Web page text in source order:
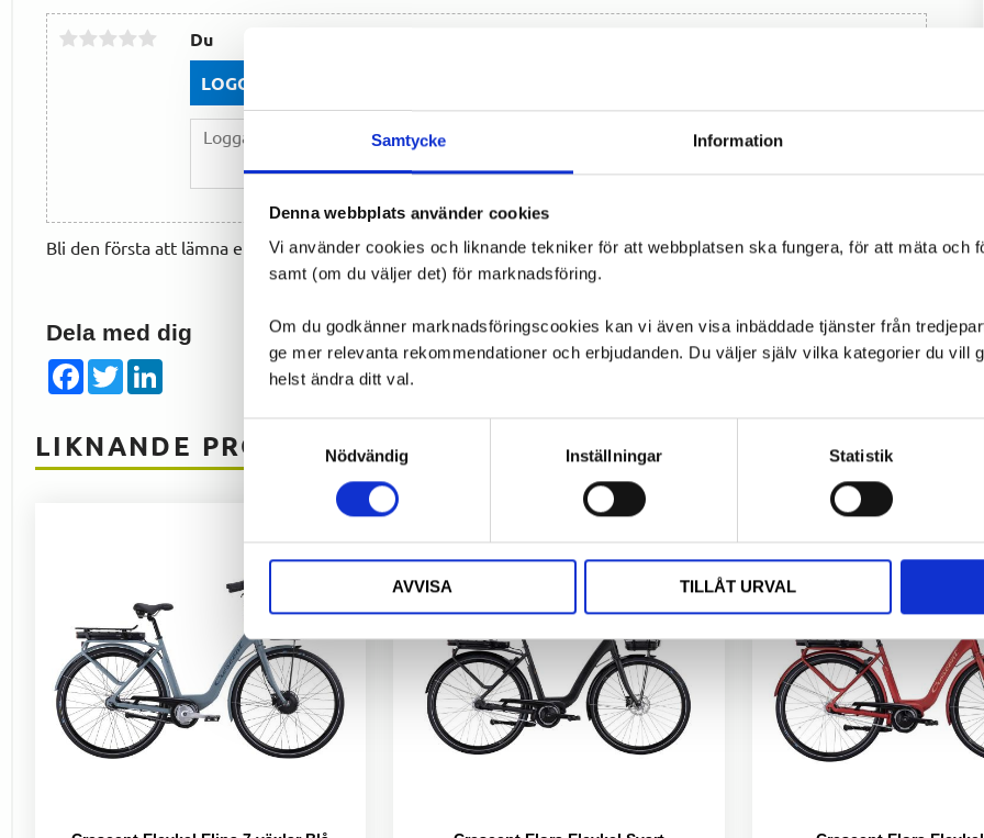
Samtycke Information
Denna webbplats använder cookies
Vi använder cookies och liknande tekniker för att webbplatsen ska fungera, för att mäta och
samt (om du väljer det) för marknadsföring.
Om du godkänner marknadsföringscookies kan vi även visa inbäddade tjänster från
ge mer relevanta rekommendationer och erbjudanden. Du väljer själv vilka kategorier du vill
helst ändra ditt val.
Nödvändig
Inställningar Statistik
AVVISA TILLÅT URVAL
Dela med dig
Facebook
Twitter
Du
LOGGA IN FÖR ATT GE OMDÖME
Bli den första att lämna ett omdöme.
LIKNANDE PRODUKTER